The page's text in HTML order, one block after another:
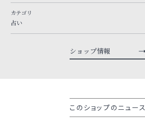
カテゴリ
占い
ショップ情報
このショップのニュース